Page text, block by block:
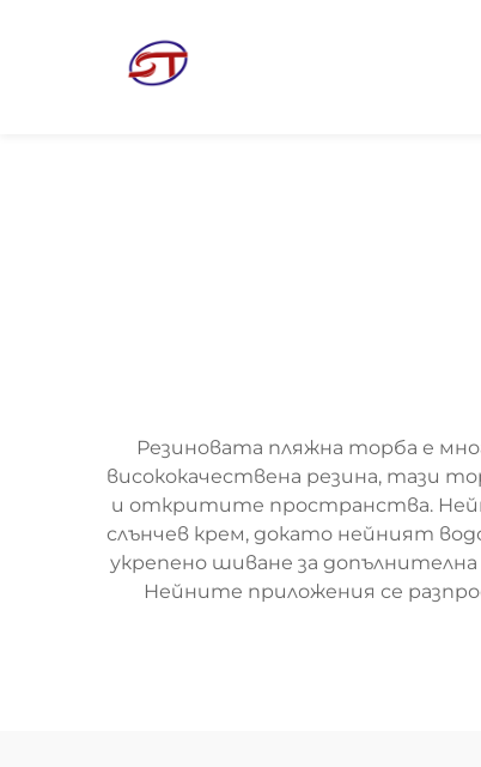
Резиновата пляжна торба е
висококачествена резина, тази
и откритите пространства.
слънчев крем, докато нейният
укрепено шиване за
Нейните приложения се